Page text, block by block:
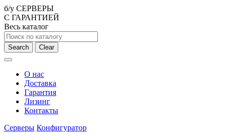
б/у СЕРВЕРЫ
С ГАРАНТИЕЙ
Весь каталог
Search Clear
О нас
Доставка
Гарантия
Лизинг
Контакты
Серверы Конфигуратор